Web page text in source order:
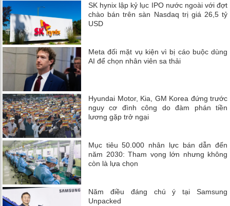
SK hynix lập kỷ lục IPO nước ngoài với đợt
chào bán trên sàn Nasdaq trị giá 26,5 tỷ
USD
Meta đối mặt vụ kiện vì bị cáo buộc dùng
AI để chọn nhân viên sa thải
Hyundai Motor, Kia, GM Korea đứng trước
nguy cơ đình công do đàm phán tiền
lương gặp trở ngại
Mục tiêu 50.000 nhân lực bán dẫn đến
năm 2030: Tham vọng lớn nhưng không
còn là lựa chọn
Năm điều đáng chú ý tại Samsung
Unpacked